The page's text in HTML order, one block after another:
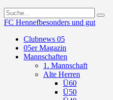
FC Hennefbesonders und gut
Clubnews 05
05er Magazin
Mannschaften
1. Mannschaft
Alte Herren
Ü60
Ü50